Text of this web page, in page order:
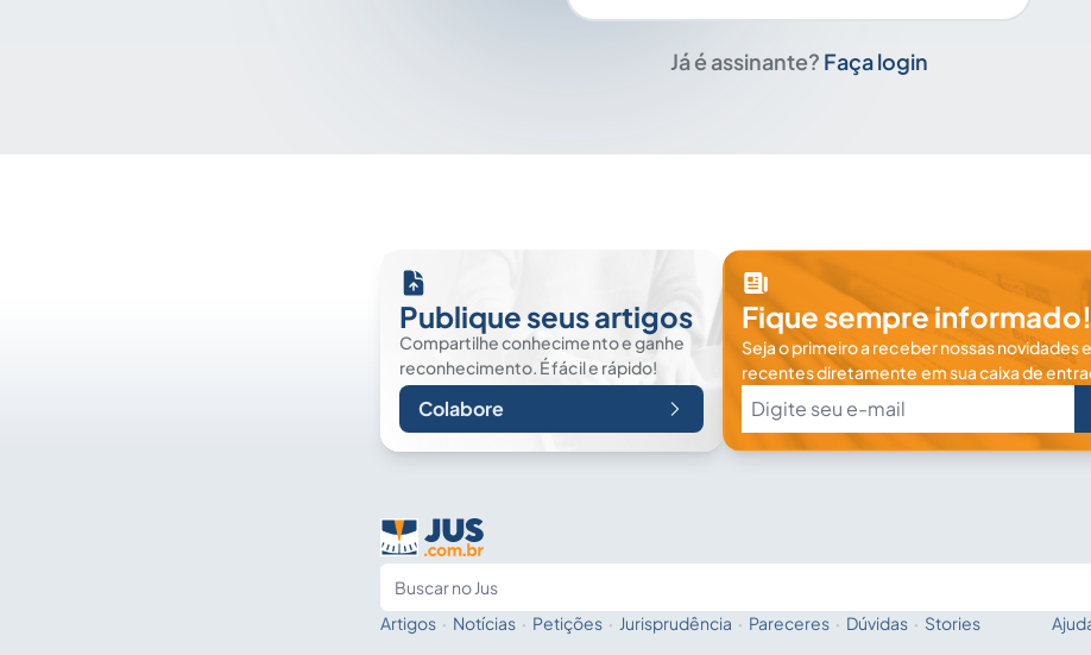
Já é assinante? Faça login
Publique seus artigos
Compartilhe conhecimento e ganhe
reconhecimento. É fácil e rápido!
Colabore
Fique sempre informado!
Seja o primeiro a receber nossas novidades
recentes diretamente em sua caixa de
Artigos · Notícias · Petições · Jurisprudência · Pareceres · Dúvidas · Stories